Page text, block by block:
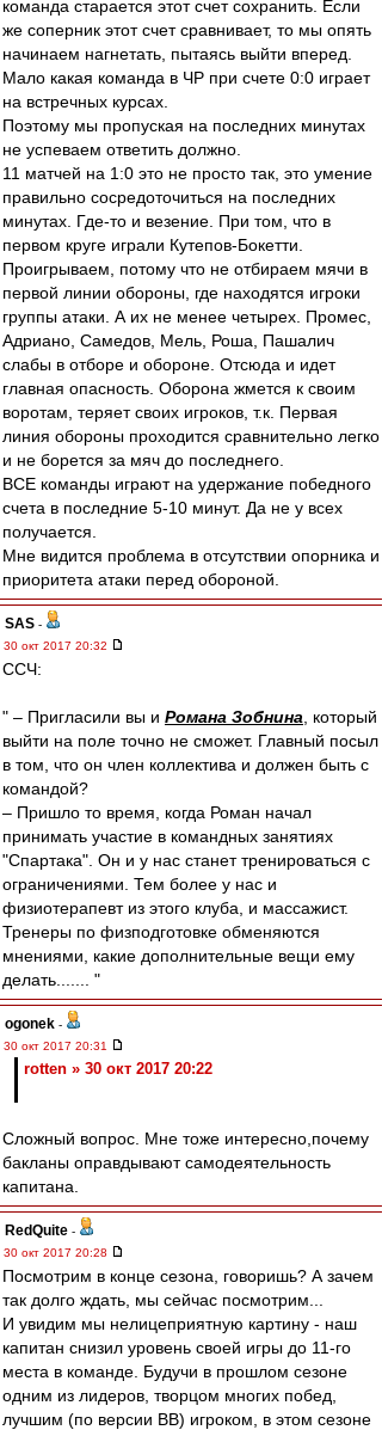
команда старается этот счет сохранить. Если
же соперник этот счет сравнивает, то мы опять
начинаем нагнетать, пытаясь выйти вперед.
Мало какая команда в ЧР при счете 0:0 играет
на встречных курсах.
Поэтому мы пропуская на последних минутах
не успеваем ответить должно.
11 матчей на 1:0 это не просто так, это умение
правильно сосредоточиться на последних
минутах. Где-то и везение. При том, что в
первом круге играли Кутепов-Бокетти.
Проигрываем, потому что не отбираем мячи в
первой линии обороны, где находятся игроки
группы атаки. А их не менее четырех. Промес,
Адриано, Самедов, Мель, Роша, Пашалич
слабы в отборе и обороне. Отсюда и идет
главная опасность. Оборона жмется к своим
воротам, теряет своих игроков, т.к. Первая
линия обороны проходится сравнительно легко
и не борется за мяч до последнего.
ВСЕ команды играют на удержание победного
счета в последние 5-10 минут. Да не у всех
получается.
Мне видится проблема в отсутствии опорника и
приоритета атаки перед обороной.
SAS -
30 окт 2017 20:32
ССЧ:
" – Пригласили вы и Романа Зобнина , который
выйти на поле точно не сможет. Главный посыл
в том, что он член коллектива и должен быть с
командой?
– Пришло то время, когда Роман начал
принимать участие в командных занятиях
"Спартака". Он и у нас станет тренироваться с
ограничениями. Тем более у нас и
физиотерапевт из этого клуба, и массажист.
Тренеры по физподготовке обменяются
мнениями, какие дополнительные вещи ему
делать....... "
ogonek -
30 окт 2017 20:31
rotten » 30 окт 2017 20:22
Сложный вопрос. Мне тоже интересно,почему
бакланы оправдывают самодеятельность
капитана.
RedQuite -
30 окт 2017 20:28
Посмотрим в конце сезона, говоришь? А зачем
так долго ждать, мы сейчас посмотрим...
И увидим мы нелицеприятную картину - наш
капитан снизил уровень своей игры до 11-го
места в команде. Будучи в прошлом сезоне
одним из лидеров, творцом многих побед,
лучшим (по версии ВВ) игроком, в этом сезоне